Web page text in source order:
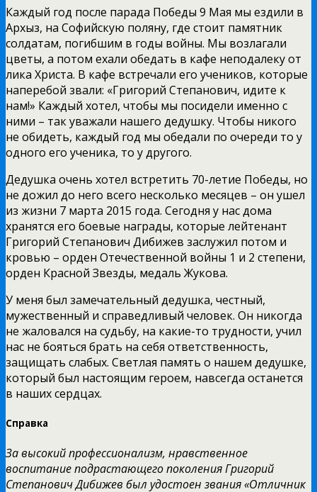
Каждый год после парада Победы 9 Мая мы ездили в
Архыз, на Софийскую поляну, где стоит памятник
солдатам, погибшим в годы войны. Мы возлагали
цветы, а потом ехали обедать в кафе неподалеку от
лика Христа. В кафе встречали его учеников, которые
наперебой звали: «Григорий Степанович, идите к
нам!» Каждый хотел, чтобы мы посидели именно с
ними – так уважали нашего дедушку. Чтобы никого
не обидеть, каждый год мы обедали по очереди то у
одного его ученика, то у другого.
Дедушка очень хотел встретить 70-летие Победы, но
не дожил до него всего несколько месяцев – он ушел
из жизни 7 марта 2015 года. Сегодня у нас дома
хранятся его боевые награды, которые лейтенант
Григорий Степанович Дибижев заслужил потом и
кровью – орден Отечественной войны 1 и 2 степени,
орден Красной Звезды, медаль Жукова.
У меня был замечательный дедушка, честный,
мужественный и справедливый человек. Он никогда
не жаловался на судьбу, на какие-то трудности, учил
нас не бояться брать на себя ответственность,
защищать слабых. Светлая память о нашем дедушке,
который был настоящим героем, навсегда останется
в наших сердцах.
Справка
За высокий профессионализм, нравственное
воспитание подрастающего поколения Григорий
Степанович Дибижев был удостоен звания «Отличник